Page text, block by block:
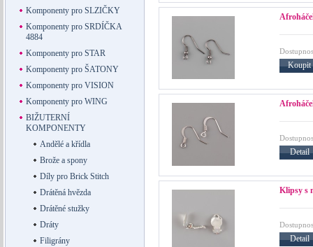
Komponenty pro SLZIČKY
Komponenty pro SRDÍČKA
4884
Komponenty pro STAR
Komponenty pro ŠATONY
Komponenty pro VISION
Komponenty pro WING
BIŽUTERNÍ
KOMPONENTY
Andělé a křídla
Brože a spony
Díly pro Brick Stitch
Drátěná hvězda
Drátěné stužky
Dráty
Filigrány
Koupit
Detail
Klipsy s
Detail